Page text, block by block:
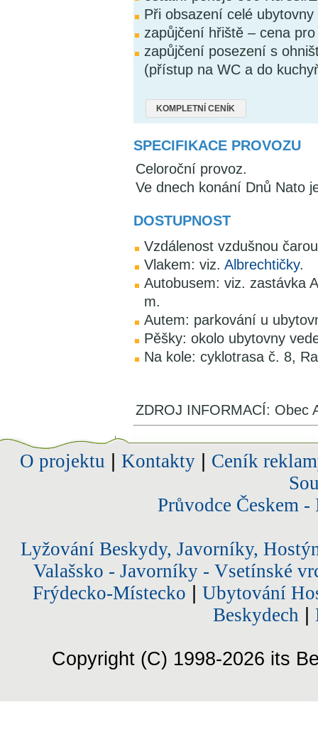
Při obsazení celé
zapůjčení hřiště – cena
zapůjčení posezení s
(přístup na WC a do
KOMPLETNÍ CENÍK
SPECIFIKACE PROVOZU
Celoroční provoz.
Ve dnech konání Dnů Nato
DOSTUPNOST
Vzdálenost vzdušnou
Vlakem: viz. Albrechtičky.
Autobusem: viz. zastávka
m.
Autem: parkování u
Pěšky: okolo ubytovny
Na kole: cyklotrasa č. 8,
ZDROJ INFORMACÍ: Obec
O projektu Kontakty| Ceník
Průvodce Českem
Lyžování Beskydy, Javorníky,
Valašsko - Javorníky - Vsetínské
Frýdecko-Místecko
Ubytování
Beskydech
Copyright (C) 1998-2026 its